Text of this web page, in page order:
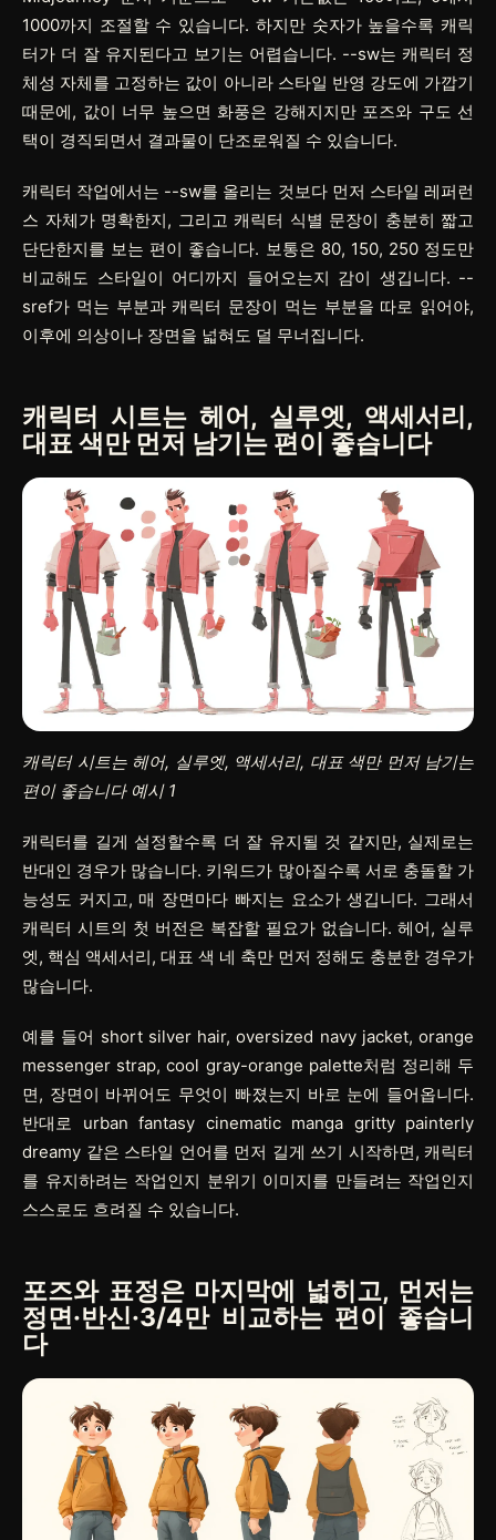
1000까지 조절할 수 있습니다. 하지만 숫자가 높을수록 캐릭
터가 더 잘 유지된다고 보기는 어렵습니다. --sw는 캐릭터 정
체성 자체를 고정하는 값이 아니라 스타일 반영 강도에 가깝기
때문에, 값이 너무 높으면 화풍은 강해지지만 포즈와 구도 선
택이 경직되면서 결과물이 단조로워질 수 있습니다.
캐릭터 작업에서는 --sw를 올리는 것보다 먼저 스타일 레퍼런
스 자체가 명확한지, 그리고 캐릭터 식별 문장이 충분히 짧고
단단한지를 보는 편이 좋습니다. 보통은 80, 150, 250 정도만
비교해도 스타일이 어디까지 들어오는지 감이 생깁니다. --
sref가 먹는 부분과 캐릭터 문장이 먹는 부분을 따로 읽어야,
이후에 의상이나 장면을 넓혀도 덜 무너집니다.
캐릭터 시트는 헤어, 실루엣, 액세서리,
대표 색만 먼저 남기는 편이 좋습니다
캐릭터 시트는 헤어, 실루엣, 액세서리, 대표 색만 먼저 남기는
편이 좋습니다 예시 1
캐릭터를 길게 설정할수록 더 잘 유지될 것 같지만, 실제로는
반대인 경우가 많습니다. 키워드가 많아질수록 서로 충돌할 가
능성도 커지고, 매 장면마다 빠지는 요소가 생깁니다. 그래서
캐릭터 시트의 첫 버전은 복잡할 필요가 없습니다. 헤어, 실루
엣, 핵심 액세서리, 대표 색 네 축만 먼저 정해도 충분한 경우가
많습니다.
예를 들어 short silver hair,oversized navy jacket, orange
messenger strap,cool gray-orange palette처럼 정리해 두
면, 장면이 바뀌어도 무엇이 빠졌는지 바로 눈에 들어옵니다.
반대로 urban fantasy cinematic manga gritty painterly
dreamy 같은 스타일 언어를 먼저 길게 쓰기 시작하면, 캐릭터
를 유지하려는 작업인지 분위기 이미지를 만들려는 작업인지
스스로도 흐려질 수 있습니다.
포즈와 표정은 마지막에 넓히고, 먼저는
정면·반신·3/4만 비교하는 편이 좋습니
다